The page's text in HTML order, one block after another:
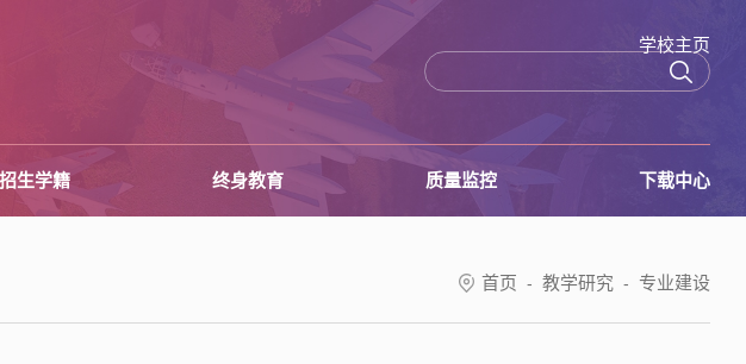
学校主页
招生学籍 终身教育 质量监控 下载中心
首页 - 教学研究 - 专业建设